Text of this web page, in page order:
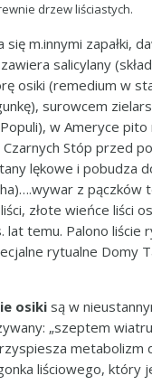
drzew liściastych.
m.innymi zapałki,
salicylany
osiki (remedium w
surowcem
w Ameryce pito
Stóp przed
lękowe i pobudza
z pączków
złote wieńce liści
temu. Palono liście
rytualne Domy
osiki są w
„szeptem
metabolizm
liściowego, który